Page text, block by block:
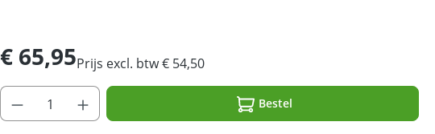
€ 65,95Prijs excl. btw € 54,50
Bestel